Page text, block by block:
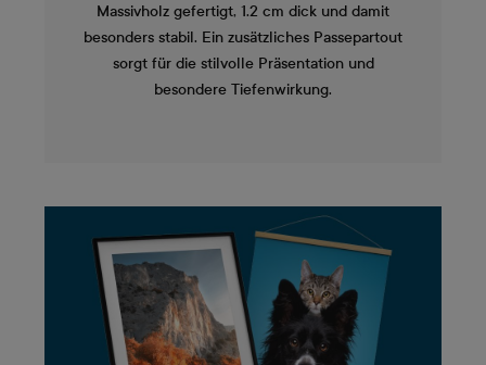
Massivholz gefertigt, 1.2 cm dick und damit
besonders stabil. Ein zusätzliches Passepartout
sorgt für die stilvolle Präsentation und
besondere Tiefenwirkung.